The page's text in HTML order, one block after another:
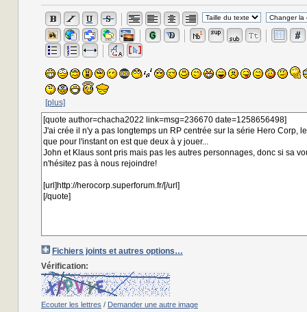
[plus]
Fichiers joints et autres options…
Vérification:
Ecouter les lettres / Demander une autre image